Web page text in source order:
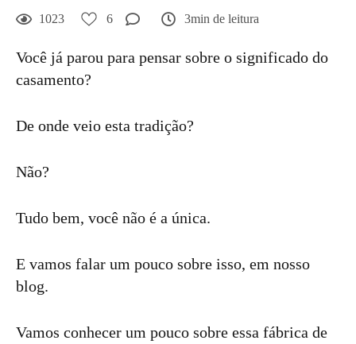
1023 6 3min de leitura
Você já parou para pensar sobre o significado do
casamento?
De onde veio esta tradição?
Não?
Tudo bem, você não é a única.
E vamos falar um pouco sobre isso, em nosso
blog.
Vamos conhecer um pouco sobre essa fábrica de